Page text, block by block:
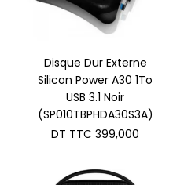
Disque Dur Externe
Silicon Power A30 1To
USB 3.1 Noir
(SP010TBPHDA30S3A)
DT TTC 399,000